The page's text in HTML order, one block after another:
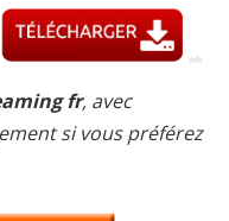
fr, avec
si vous préférez